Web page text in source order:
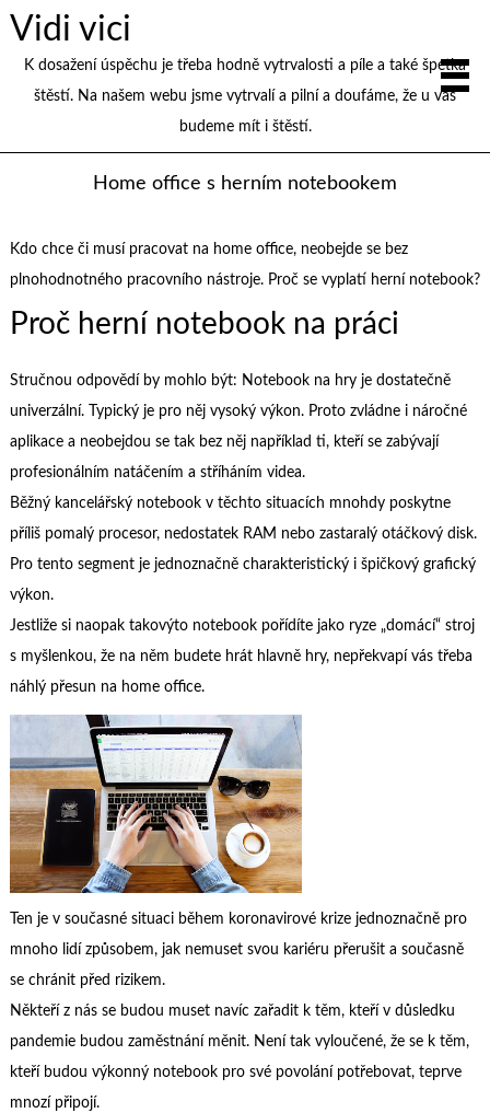
Vidi vici
K dosažení úspěchu je třeba hodně vytrvalosti a píle a také špetka
štěstí. Na našem webu jsme vytrvalí a pilní a doufáme, že u vás
budeme mít i štěstí.
Home office s herním notebookem
Kdo chce či musí pracovat na home office, neobejde se bez
plnohodnotného pracovního nástroje. Proč se vyplatí herní notebook?
Proč herní notebook na práci
Stručnou odpovědí by mohlo být: Notebook na hry je dostatečně
univerzální. Typický je pro něj vysoký výkon. Proto zvládne i náročné
aplikace a neobejdou se tak bez něj například ti, kteří se zabývají
profesionálním natáčením a stříháním videa.
Běžný kancelářský notebookv těchto situacích mnohdy poskytne
příliš pomalý procesor, nedostatek RAM nebo zastaralý otáčkový disk.
Pro tento segment je jednoznačně charakteristický i špičkový grafický
výkon.
Jestliže si naopak takovýto notebook pořídíte jako ryze „domácí“ stroj
s myšlenkou, že na něm budete hrát hlavně hry, nepřekvapí vás třeba
náhlý přesun na home office.
Ten je v současné situaci během koronavirové krize jednoznačně pro
mnoho lidí způsobem, jak nemuset svou kariéru přerušit a současně
se chránit před rizikem.
Někteří z nás se budou muset navíc zařadit k těm, kteří v důsledku
pandemie budou zaměstnání měnit. Není tak vyloučené, že se k těm,
kteří budou výkonný notebook pro své povolání potřebovat, teprve
mnozí připojí.